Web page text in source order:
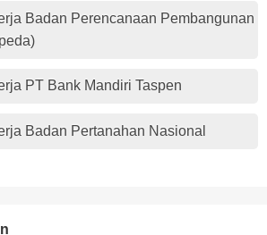
Badan Perencanaan Pembangunan
PT Bank Mandiri Taspen
Badan Pertanahan Nasional